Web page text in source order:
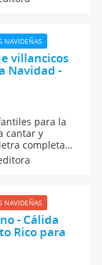
para
NAVIDEÑAS
villancicos
Navidad -
para la
cantar y
completa
sencilla
la
NAVIDEÑAS
- Cálida
Rico para